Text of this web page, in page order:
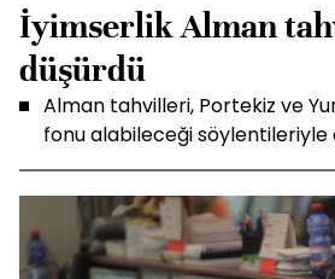
İyimserlik Alman
düşürdü
Alman tahvilleri, Portekiz ve
fonu alabileceği söylentileriyle